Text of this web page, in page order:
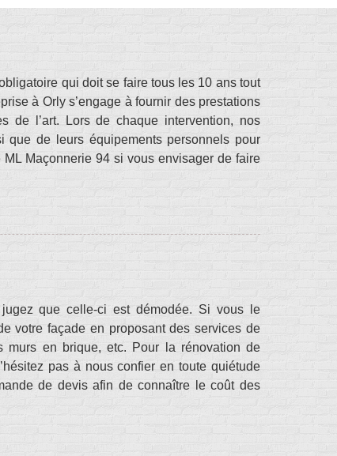
qui doit se faire tous les 10 ans tout
à Orly s’engage à fournir des prestations
de l’art. Lors de chaque intervention, nos
que de leurs équipements personnels pour
Maçonnerie 94 si vous envisager de faire
que celle-ci est démodée. Si vous le
votre façade en proposant des services de
murs en brique, etc. Pour la rénovation de
pas à nous confier en toute quiétude
de devis afin de connaître le coût des